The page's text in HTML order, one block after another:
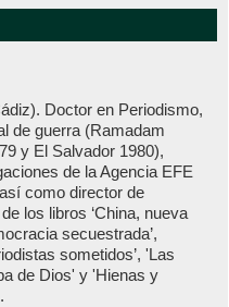
Doctor en Periodismo,
de guerra (Ramadam
y El Salvador 1980),
de la Agencia EFE
como director de
los libros ‘China, nueva
secuestrada’,
sometidos’, 'Las
de Dios' y 'Hienas y